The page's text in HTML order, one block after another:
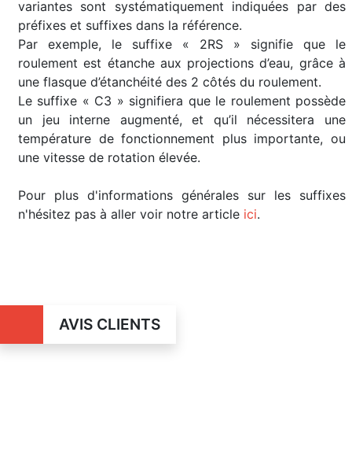
variantes sont systématiquement indiquées par des
préfixes et suffixes dans la référence.
Par exemple, le suffixe « 2RS » signifie que le
roulement est étanche aux projections d’eau, grâce à
une flasque d’étanchéité des 2 côtés du roulement.
Le suffixe « C3 » signifiera que le roulement possède
un jeu interne augmenté, et qu’il nécessitera une
température de fonctionnement plus importante, ou
une vitesse de rotation élevée.
Pour plus d'informations générales sur les suffixes
n'hésitez pas à aller voir notre article ici.
AVIS CLIENTS